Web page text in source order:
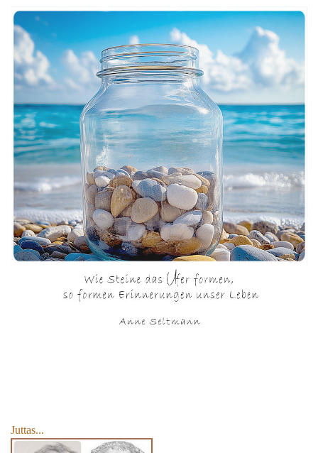
Juttas...